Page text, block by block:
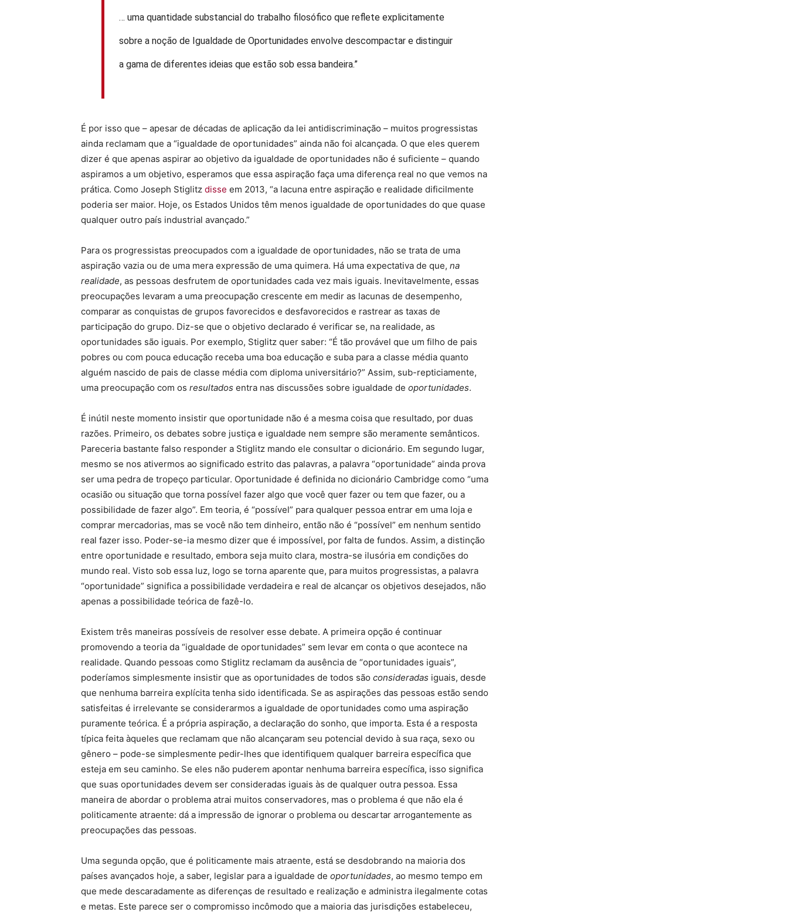
… uma quantidade substancial do trabalho filosófico que reflete explicitamente
sobre a noção de Igualdade de Oportunidades envolve descompactar e distinguir
a gama de diferentes ideias que estão sob essa bandeira.”
É por isso que – apesar de décadas de aplicação da lei antidiscriminação – muitos progressistas
ainda reclamam que a “igualdade de oportunidades” ainda não foi alcançada. O que eles querem
dizer é que apenas aspirar ao objetivo da igualdade de oportunidades não é suficiente – quando
aspiramos a um objetivo, esperamos que essa aspiração faça uma diferença real no que vemos na
prática. Como Joseph Stiglitz disse em 2013, “a lacuna entre aspiração e realidade dificilmente
poderia ser maior. Hoje, os Estados Unidos têm menos igualdade de oportunidades do que quase
qualquer outro país industrial avançado.”
Para os progressistas preocupados com a igualdade de oportunidades, não se trata de uma
aspiração vazia ou de uma mera expressão de uma quimera. Há uma expectativa de que, na
realidade, as pessoas desfrutem de oportunidades cada vez mais iguais. Inevitavelmente, essas
preocupações levaram a uma preocupação crescente em medir as lacunas de desempenho,
comparar as conquistas de grupos favorecidos e desfavorecidos e rastrear as taxas de
participação do grupo. Diz-se que o objetivo declarado é verificar se, na realidade, as
oportunidades são iguais. Por exemplo, Stiglitz quer saber: “É tão provável que um filho de pais
pobres ou com pouca educação receba uma boa educação e suba para a classe média quanto
alguém nascido de pais de classe média com diploma universitário?” Assim, sub-repticiamente,
uma preocupação com os resultados entra nas discussões sobre igualdade de oportunidades.
É inútil neste momento insistir que oportunidade não é a mesma coisa que resultado, por duas
razões. Primeiro, os debates sobre justiça e igualdade nem sempre são meramente semânticos.
Pareceria bastante falso responder a Stiglitz mando ele consultar o dicionário. Em segundo lugar,
mesmo se nos ativermos ao significado estrito das palavras, a palavra “oportunidade” ainda prova
ser uma pedra de tropeço particular. Oportunidade é definida no dicionário Cambridge como “uma
ocasião ou situação que torna possível fazer algo que você quer fazer ou tem que fazer, ou a
possibilidade de fazer algo”. Em teoria, é “possível” para qualquer pessoa entrar em uma loja e
comprar mercadorias, mas se você não tem dinheiro, então não é “possível” em nenhum sentido
real fazer isso. Poder-se-ia mesmo dizer que é impossível, por falta de fundos. Assim, a distinção
entre oportunidade e resultado, embora seja muito clara, mostra-se ilusória em condições do
mundo real. Visto sob essa luz, logo se torna aparente que, para muitos progressistas, a palavra
“oportunidade” significa a possibilidade verdadeira e real de alcançar os objetivos desejados, não
apenas a possibilidade teórica de fazê-lo.
Existem três maneiras possíveis de resolver esse debate. A primeira opção é continuar
promovendo a teoria da “igualdade de oportunidades” sem levar em conta o que acontece na
realidade. Quando pessoas como Stiglitz reclamam da ausência de “oportunidades iguais”,
poderíamos simplesmente insistir que as oportunidades de todos são consideradas iguais, desde
que nenhuma barreira explícita tenha sido identificada. Se as aspirações das pessoas estão sendo
satisfeitas é irrelevante se considerarmos a igualdade de oportunidades como uma aspiração
puramente teórica. É a própria aspiração, a declaração do sonho, que importa. Esta é a resposta
típica feita àqueles que reclamam que não alcançaram seu potencial devido à sua raça, sexo ou
gênero – pode-se simplesmente pedir-lhes que identifiquem qualquer barreira específica que
esteja em seu caminho. Se eles não puderem apontar nenhuma barreira específica, isso significa
que suas oportunidades devem ser consideradas iguais às de qualquer outra pessoa. Essa
maneira de abordar o problema atrai muitos conservadores, mas o problema é que não ela é
politicamente atraente: dá a impressão de ignorar o problema ou descartar arrogantemente as
preocupações das pessoas.
Uma segunda opção, que é politicamente mais atraente, está se desdobrando na maioria dos
países avançados hoje, a saber, legislar para a igualdade de oportunidades, ao mesmo tempo em
que mede descaradamente as diferenças de resultado e realização e administra ilegalmente cotas
e metas. Este parece ser o compromisso incômodo que a maioria das jurisdições estabeleceu,